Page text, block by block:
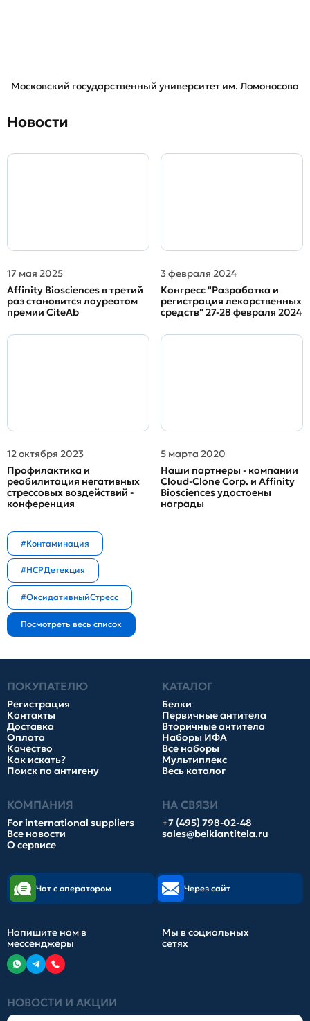
Московский государственный университет им. Ломоносова
Новости
17 мая 2025
Affinity Biosciences в третий
раз становится лауреатом
премии CiteAb
3 февраля 2024
Конгресс "Разработка и
регистрация лекарственных
средств" 27-28 февраля 2024
12 октября 2023
Профилактика и
реабилитация негативных
стрессовых воздействий -
конференция
5 марта 2020
Наши партнеры - компании
Cloud-Clone Corp. и Affinity
Biosciences удостоены
награды
#Контаминация
#HCPДетекция
#ОксидативныйСтресс
ПОКУПАТЕЛЮ
Регистрация
Контакты
Доставка
Оплата
Качество
Как искать?
Поиск по антигену
КАТАЛОГ
Белки
Первичные антитела
Вторичные антитела
Наборы ИФА
Все наборы
Мультиплекс
Весь каталог
КОМПАНИЯ
For international suppliers
Все новости
О сервисе
НА СВЯЗИ
+7 (495) 798-02-48
sales@belkiantitela.ru
НОВОСТИ И АКЦИИ
Чат с оператором Через сайт
Напишите нам в
мессенджеры
Мы в социальных
сетях